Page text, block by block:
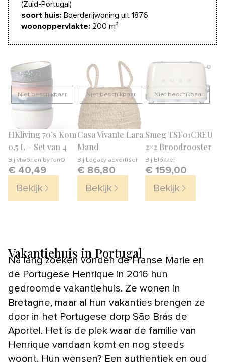
(Zuid-Portugal)
soort huis: Boerderijwoning uit 1876
woonoppervlakte: 200 m²
Niet beschikbaar
HKliving 70’s Kom
0,5 L – Set van 4
Bij vtwonen by fonQ
€ 40,49
Bekijk
Niet beschikbaar
Casa Vivante Lara
Mand
Bij Legacy advertiser
€ 86,80
Bekijk
Niet beschikbaar
Smeg TSF01CREU
2×2 Broodrooster
Bij Blokker
€ 159,00
Bekijk
Vakantiehuis in Portugal
Na lang zoeken vonden de Franse Marie en
de Portugese Henrique in 2016 hun
gedroomde vakantiehuis. Ze wonen in
Bretagne, maar al hun vakanties brengen ze
door in het Portugese dorp São Brás de
Aportel. Het is de plek waar de familie van
Henrique vandaan komt en nog steeds
woont. Hun wensen? Een authentiek en oud